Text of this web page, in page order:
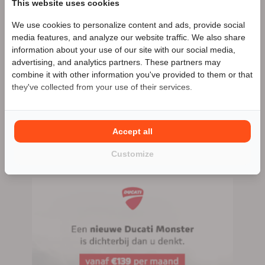
Doornekamp motorsport Zakelijke
aanbieder
Meer advertenties
411 advertenties (299 actief)
Speciale Motor2go prijs
Benieuwd naar de speciale Motor2go prijs? Bel
2534425
This website uses cookies
We use cookies to personalize content and ads, provide social
media features, and analyze our website traffic. We also share
information about your use of our site with our social media,
advertising, and analytics partners. These partners may
combine it with other information you've provided to them or that
they've collected from your use of their services.
Customize
Accept all